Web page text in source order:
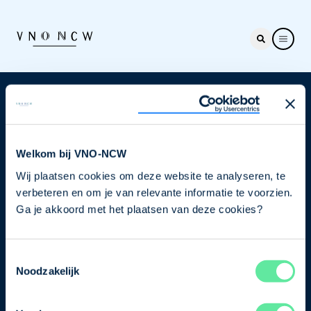
Welkom bij VNO-NCW
Wij plaatsen cookies om deze website te analyseren, te
verbeteren en om je van relevante informatie te voorzien.
Ga je akkoord met het plaatsen van deze cookies?
Noodzakelijk
Nieuwsbrief
je nu in voor de VNO-NCW nieuwsbrief.
Schrijf je in
Direct naar
Ons verhaal